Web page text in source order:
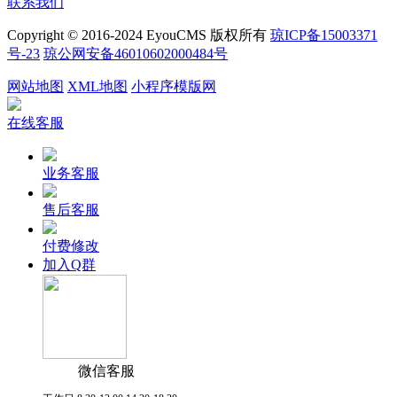
Copyright © 2016-2024 EyouCMS 版权所有 琼ICP备15003371
号-23 琼公网安备46010602000484号
网站地图 XML地图 小程序模版网
在线客服
业务客服
售后客服
付费修改
加入Q群
微信客服